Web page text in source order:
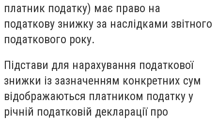
платник податку) має право на
податкову знижку за наслідками звітного
податкового року.
Підстави для нарахування податкової
знижки із зазначенням конкретних сум
відображаються платником податку у
річній податковій декларації про